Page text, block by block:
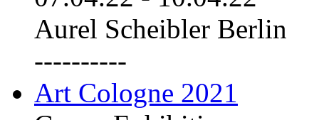
Aurel Scheibler Berlin
----------
Art Cologne 2021